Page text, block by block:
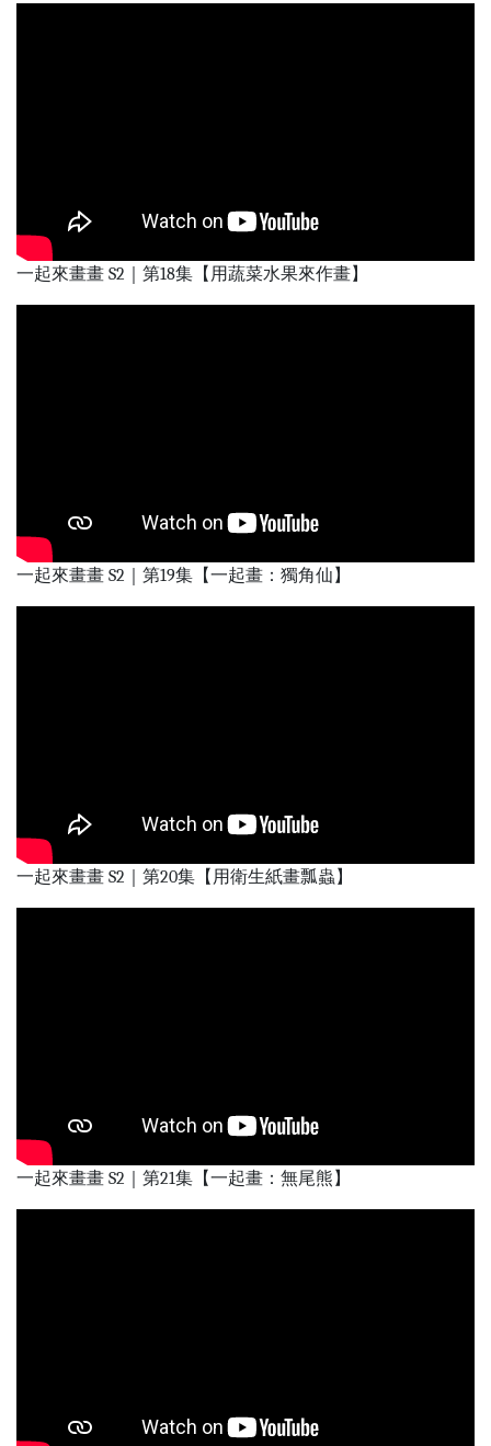
一起來畫畫 S2｜第18集【用蔬菜水果來作畫】
一起來畫畫 S2｜第19集【一起畫：獨角仙】
一起來畫畫 S2｜第20集【用衛生紙畫瓢蟲】
一起來畫畫 S2｜第21集【一起畫：無尾熊】